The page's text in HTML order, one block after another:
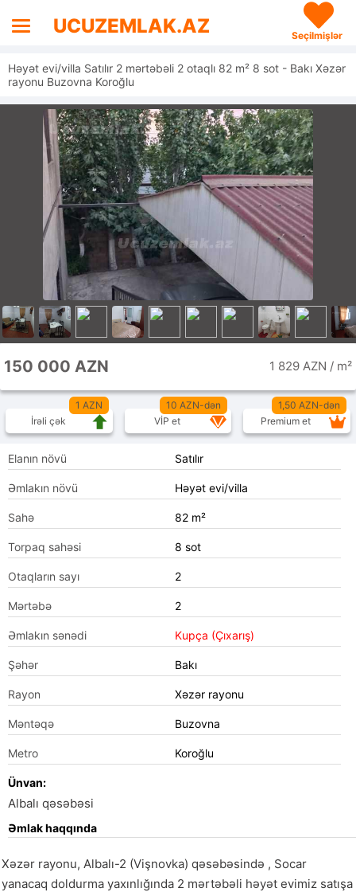
UCUZEMLAK.AZ Seçilmişlər
Həyət evi/villa Satılır 2 mərtəbəli 2 otaqlı 82 m² 8 sot - Bakı Xəzər
rayonu Buzovna Koroğlu
150 000 AZN 1 829 AZN / m²
1 AZN
İrəli çək
10 AZN-dən
VİP et
1,50 AZN-dən
Premium et
Elanın növü Satılır
Əmlakın növü Həyət evi/villa
Sahə 82 m²
Torpaq sahəsi 8 sot
Otaqların sayı 2
Mərtəbə 2
Əmlakın sənədi Kupça (Çıxarış)
Şəhər Bakı
Rayon Xəzər rayonu
Məntəqə Buzovna
Metro Koroğlu
Ünvan:
Albalı qəsəbəsi
Əmlak haqqında
Xəzər rayonu, Albalı-2 (Vişnovka) qəsəbəsində , Socar
yanacaq doldurma yaxınlığında 2 mərtəbəli həyət evimiz satışa